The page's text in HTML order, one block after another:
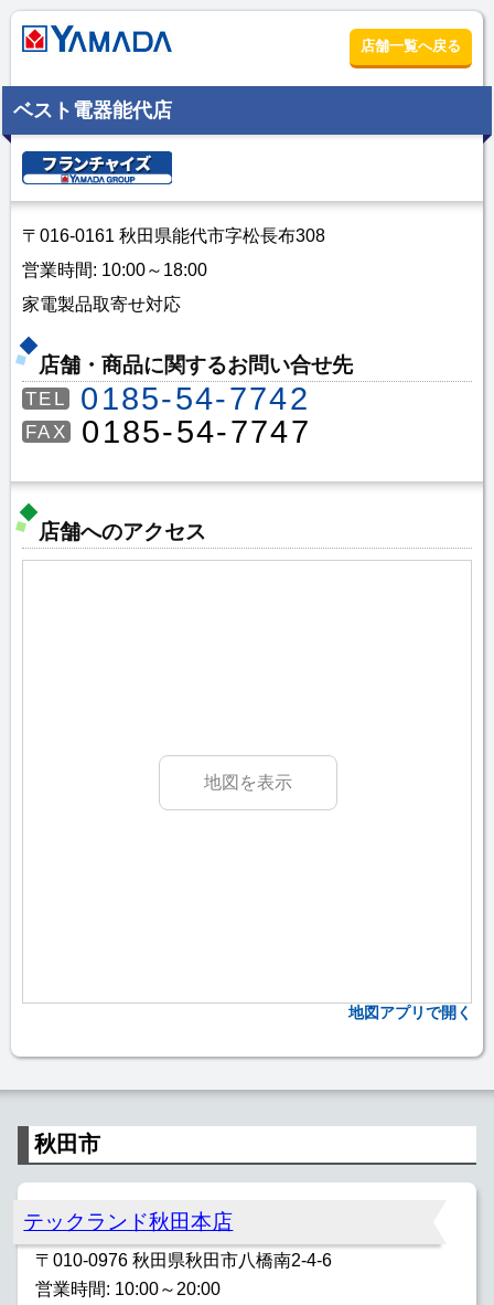
店舗一覧へ戻る
ベスト電器能代店
〒016-0161 秋田県能代市字松長布308
営業時間: 10:00～18:00
家電製品取寄せ対応
店舗・商品に関するお問い合せ先
TEL 0185-54-7742
FAX 0185-54-7747
店舗へのアクセス
地図を表示
地図アプリで開く
秋田市
テックランド秋田本店
〒010-0976 秋田県秋田市八橋南2-4-6
営業時間: 10:00～20:00